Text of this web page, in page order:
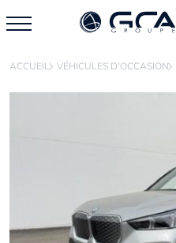
ACCUEIL VÉHICULES D'OCCASION